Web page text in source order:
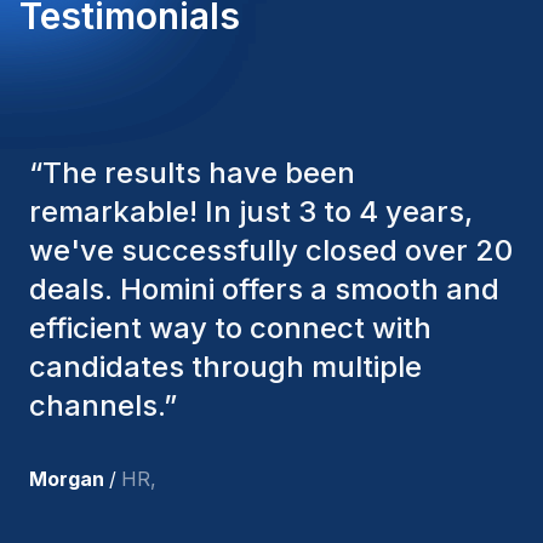
volgende carrièrestap.Homini – We recruit. You
grow.
Testimonials
“The Homini consultants have
consistently considered various
factors to ensure they present the
best candidates. The individuals
we've hired are still with us, and
I’m truly pleased with the new
team members.
Joakin / Deputy-AMLCO